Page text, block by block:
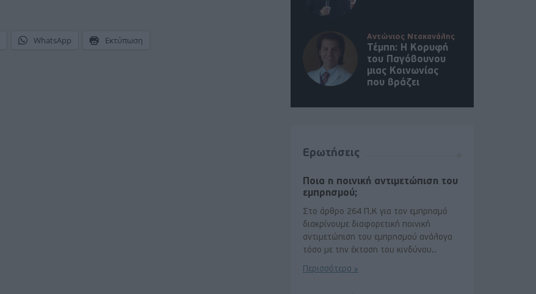
WhatsApp Εκτύπωση Αντώνιος Ντακανάλης
Τέμπη: Η Κορυφή
του Παγόβουνου
μιας Κοινωνίας
που βράζει
Ερωτήσεις
Ποια η ποινική αντιμετώπιση του
εμπρησμού;
Στο άρθρο 264 Π.Κ για τον εμπρησμό
διακρίνουμε διαφορετική ποινική
αντιμετώπιση του εμπρησμού ανάλογα
τόσο με την έκταση του κινδύνου..
Περισσότερα »